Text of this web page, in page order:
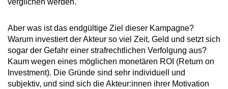
verglichen werden.
Aber was ist das endgültige Ziel dieser Kampagne?
Warum investiert der Akteur so viel Zeit, Geld und setzt sich
sogar der Gefahr einer strafrechtlichen Verfolgung aus?
Kaum wegen eines möglichen monetären ROI (Return on
Investment). Die Gründe sind sehr individuell und
subjektiv, und sind sich die Akteur:innen ihrer Motivation